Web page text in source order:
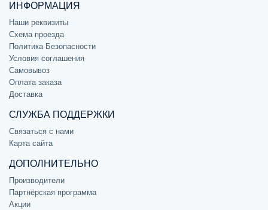
ИНФОРМАЦИЯ
Наши реквизиты
Схема проезда
Политика Безопасности
Условия соглашения
Самовывоз
Оплата заказа
Доставка
СЛУЖБА ПОДДЕРЖКИ
Связаться с нами
Карта сайта
ДОПОЛНИТЕЛЬНО
Производители
Партнёрская программа
Акции